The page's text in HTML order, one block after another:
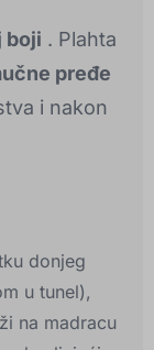
boji . Plahta
pređe
i nakon
donjeg
u tunel),
na madracu